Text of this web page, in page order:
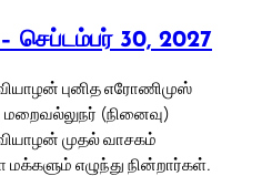
செப்டம்பர் 30, 2027
புனித எரோணிமுஸ்
(நினைவு)
முதல் வாசகம்
மக்களும் எழுந்து நின்றார்கள்.